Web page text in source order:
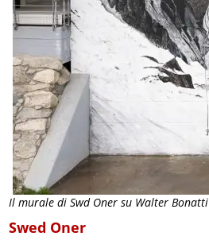
Il murale di Swd Oner su Walter Bonatti
Swed Oner